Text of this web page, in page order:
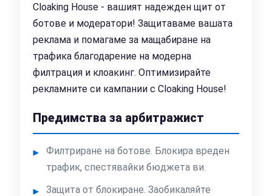
Cloaking House - вашият надежден щит от
ботове и модератори! Защитаваме вашата
реклама и помагаме за мащабиране на
трафика благодарение на модерна
филтрация и клоакинг. Оптимизирайте
рекламните си кампании с Cloaking House!
Предимства за арбитражист
Филтриране на ботове. Блокира вреден
трафик, спестявайки бюджета ви.
Защита от блокиране. Заобикаляйте